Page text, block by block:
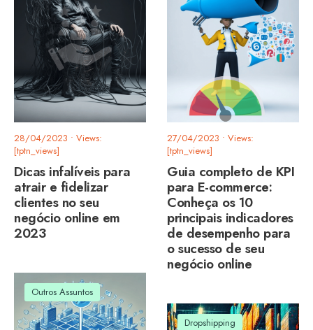
28/04/2023 • Views:
[tptn_views]
Dicas infalíveis para
atrair e fidelizar
clientes no seu
negócio online em
2023
27/04/2023 • Views:
[tptn_views]
Guia completo de KPI
para E-commerce:
Conheça os 10
principais indicadores
de desempenho para
o sucesso de seu
negócio online
Outros Assuntos
Dropshipping